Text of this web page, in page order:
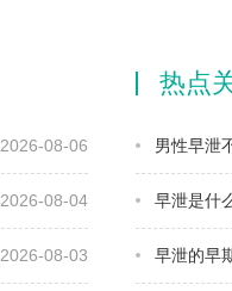
2026-08-06
2026-08-04
2026-08-03
热点
男性早泄
早泄是什
早泄的早